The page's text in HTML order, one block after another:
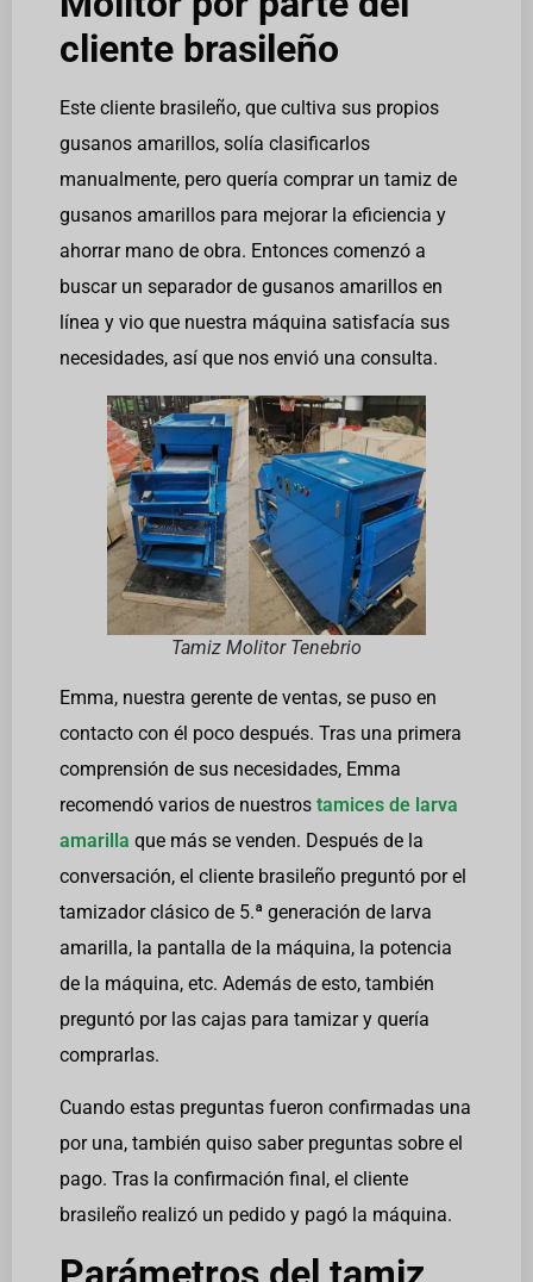
cliente brasileño
Este cliente brasileño, que cultiva sus propios
gusanos amarillos, solía clasificarlos
manualmente, pero quería comprar un tamiz de
gusanos amarillos para mejorar la eficiencia y
ahorrar mano de obra. Entonces comenzó a
buscar un separador de gusanos amarillos en
línea y vio que nuestra máquina satisfacía sus
necesidades, así que nos envió una consulta.
Tamiz Molitor Tenebrio
Emma, nuestra gerente de ventas, se puso en
contacto con él poco después. Tras una primera
comprensión de sus necesidades, Emma
recomendó varios de nuestros tamices de larva
amarilla que más se venden. Después de la
conversación, el cliente brasileño preguntó por el
tamizador clásico de 5.ª generación de larva
amarilla, la pantalla de la máquina, la potencia
de la máquina, etc. Además de esto, también
preguntó por las cajas para tamizar y quería
comprarlas.
Cuando estas preguntas fueron confirmadas una
por una, también quiso saber preguntas sobre el
pago. Tras la confirmación final, el cliente
brasileño realizó un pedido y pagó la máquina.